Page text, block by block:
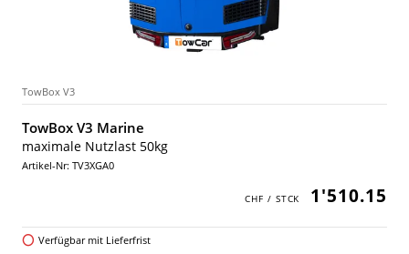
TowBox V3
TowBox V3 Marine
maximale Nutzlast 50kg
Artikel-Nr: TV3XGA0
1'510.15
Verfügbar mit Lieferfrist